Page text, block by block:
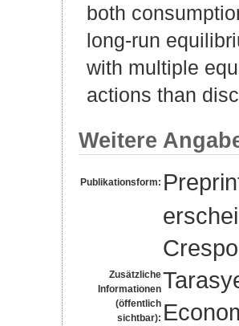
both
long-run
with multiple
actions than
Weitere
Publikationsform:
Zusätzliche
Informationen
(öffentlich
sichtbar):